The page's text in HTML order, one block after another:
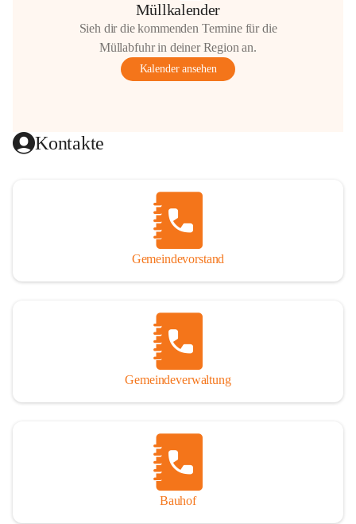
Müllkalender
Sieh dir die kommenden Termine für die
Müllabfuhr in deiner Region an.
Kalender ansehen
Kontakte
Gemeindevorstand
Gemeindeverwaltung
Bauhof